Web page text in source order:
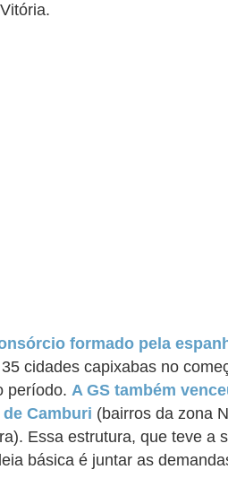
formado pela
cidades capixabas no
período. A GS também
Camburi (bairros da zona
Essa estrutura, que teve
básica é juntar as